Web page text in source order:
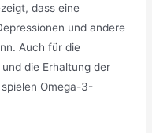
dass eine
und andere
Auch für die
die Erhaltung der
Omega-3-